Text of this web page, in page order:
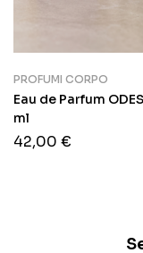
PROFUMI CORPO
Eau de Parfum
ml
42,00 €